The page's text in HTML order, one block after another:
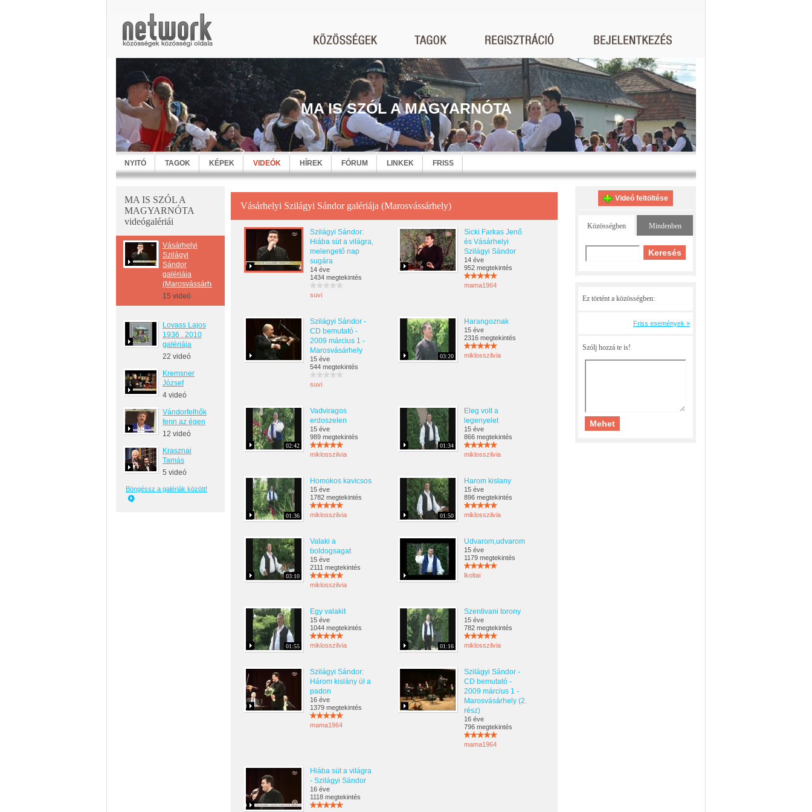
MA IS SZÓL A MAGYARNÓTA
NYITÓ TAGOK KÉPEK VIDEÓK HÍREK FÓRUM LINKEK FRISS
MA IS SZÓL A
MAGYARNÓTA
videógalériái
Vásárhelyi
Szilágyi
Sándor
galériája
(Marosvássárhely)
15 videó
Lovass Lajos
1936 . 2010
galériája
22 videó
Kremsner
József
4 videó
Vándorfelhők
fenn az égen
12 videó
Krasznai
Tamás
5 videó
Böngéssz a galériák között!
Vásárhelyi Szilágyi Sándor galériája (Marosvássárhely)
Szilágyi Sándor:
Hiába süt a világra,
melengető nap
sugára
14 éve
1434 megtekintés
suvi
Sicki Farkas Jenő
és Vásárhelyi
Szilágyi Sándor
14 éve
952 megtekintés
mama1964
Szilágyi Sándor -
CD bemutató -
2009 március 1 -
Marosvásárhely
15 éve
544 megtekintés
suvi
03:20
Harangoznak
15 éve
2316 megtekintés
miklosszilvia
02:42
Vadviragos
erdoszelen
15 éve
989 megtekintés
miklosszilvia
01:34
Eleg volt a
legenyelet
15 éve
866 megtekintés
miklosszilvia
01:36
Homokos kavicsos
15 éve
1782 megtekintés
miklosszilvia 01:50
Harom kislany
15 éve
896 megtekintés
miklosszilvia
03:10
Valaki a
boldogsagat
15 éve
2111 megtekintés
miklosszilvia
Udvarom,udvarom
15 éve
1179 megtekintés
lkoltai
01:55
Egy valakit
15 éve
1044 megtekintés
miklosszilvia 01:16
Szentivani torony
15 éve
782 megtekintés
miklosszilvia
Szilágyi Sándor:
Három kislány ül a
padon
16 éve
1379 megtekintés
mama1964
Szilágyi Sándor -
CD bemutató -
2009 március 1 -
Marosvásárhely (2.
rész)
16 éve
796 megtekintés
mama1964
Hiába süt a világra
- Szilágyi Sándor
16 éve
1118 megtekintés
Videó feltöltése
Közösségben Mindenben
Ez történt a közösségben:
Friss események »
Szólj hozzá te is!